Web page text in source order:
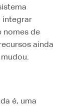
integrar
nomes de
ainda
é, uma